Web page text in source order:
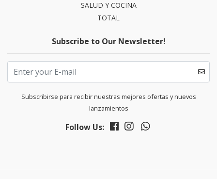
SALUD Y COCINA
TOTAL
Subscribe to Our Newsletter!
Subscribirse para recibir nuestras mejores ofertas y nuevos
lanzamientos
Follow Us: